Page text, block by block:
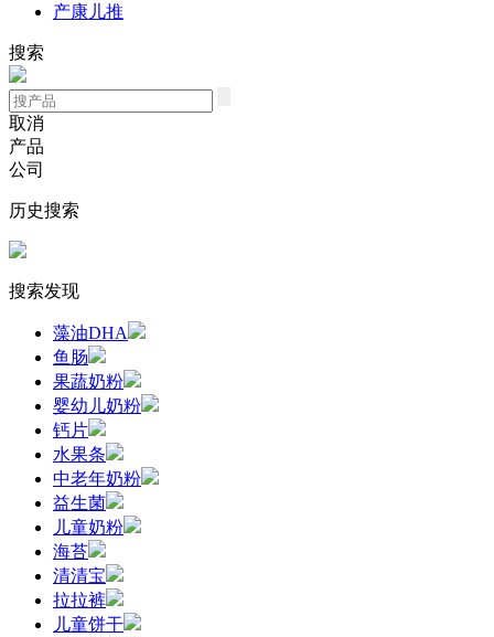
产康儿推
搜索
取消
产品
公司
历史搜索
搜索发现
藻油DHA
鱼肠
果蔬奶粉
婴幼儿奶粉
钙片
水果条
中老年奶粉
益生菌
儿童奶粉
海苔
清清宝
拉拉裤
儿童饼干